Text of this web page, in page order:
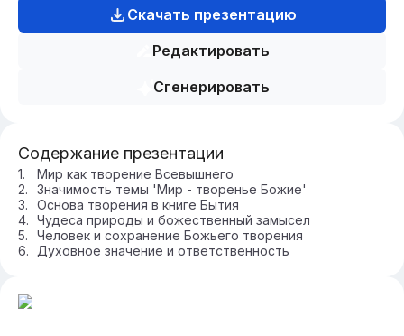
Скачать презентацию
Редактировать
Сгенерировать
Содержание презентации
Мир как творение Всевышнего
Значимость темы 'Мир - творенье Божие'
Основа творения в книге Бытия
Чудеса природы и божественный замысел
Человек и сохранение Божьего творения
Духовное значение и ответственность